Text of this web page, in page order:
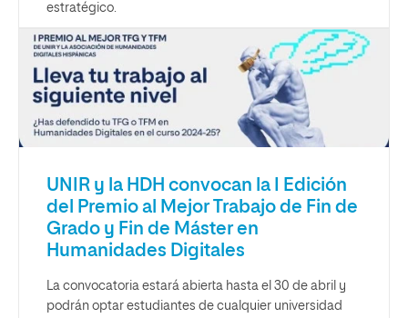
estratégico.
UNIR y la HDH convocan la I Edición
del Premio al Mejor Trabajo de Fin de
Grado y Fin de Máster en
Humanidades Digitales
La convocatoria estará abierta hasta el 30 de abril y
podrán optar estudiantes de cualquier universidad